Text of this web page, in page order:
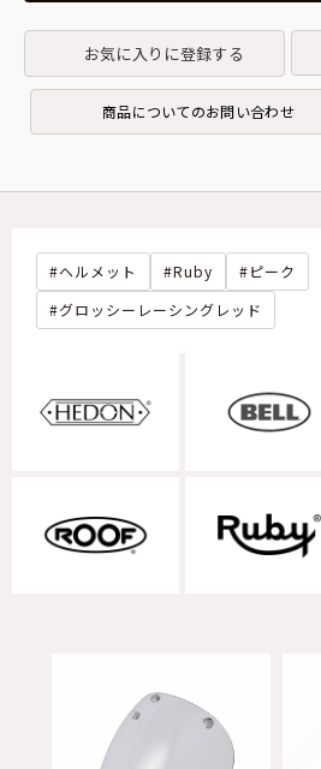
お気に入りに登録する
商品についてのお問い合わせ
ヘルメット Ruby
ピーク
グロッシーレーシングレッド